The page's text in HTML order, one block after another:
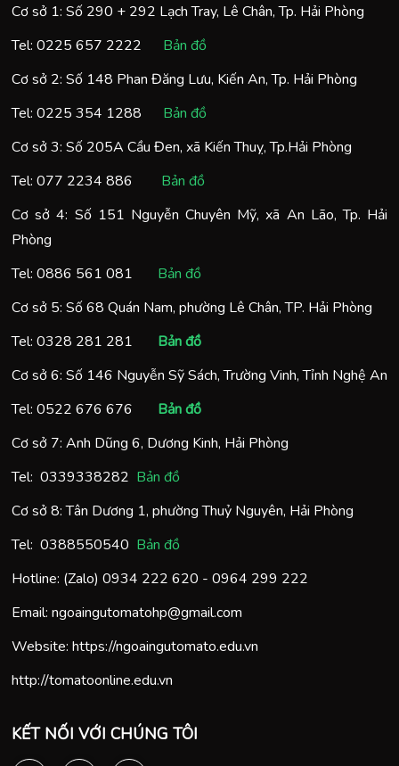
Cơ sở 1: Số 290 + 292 Lạch Tray, Lê Chân, Tp. Hải Phòng
Tel: 0225 657 2222
Bản đồ
Cơ sở 2: Số 148 Phan Đăng Lưu, Kiến An, Tp. Hải Phòng
Tel: 0225 354 1288
Bản đồ
Cơ sở 3: Số 205A Cầu Đen, xã Kiến Thuỵ, Tp.Hải Phòng
Tel: 077 2234 886
Bản đồ
Cơ sở 4: Số 151 Nguyễn Chuyên Mỹ, xã An Lão, Tp. Hải
Phòng
Tel: 0886 561 081
Bản đồ
Cơ sở 5: Số 68 Quán Nam, phường Lê Chân, TP. Hải Phòng
Tel: 0328 281 281
Bản đồ
Cơ sở 6: Số 146 Nguyễn Sỹ Sách, Trường Vinh, Tỉnh Nghệ An
Tel: 0522 676 676
Bản đồ
Cơ sở 7: Anh Dũng 6, Dương Kinh, Hải Phòng
Tel: 0339338282 Bản đồ
Cơ sở 8: Tân Dương 1, phường Thuỷ Nguyên, Hải Phòng
Tel: 0388550540 Bản đồ
Hotline: (Zalo) 0934 222 620 - 0964 299 222
Email: ngoaingutomatohp@gmail.com
Website: https://ngoaingutomato.edu.vn
http://tomatoonline.edu.vn
KẾT NỐI VỚI CHÚNG TÔI